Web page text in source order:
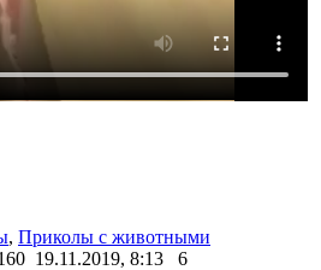
, Приколы с животными
19.11.2019, 8:13
6